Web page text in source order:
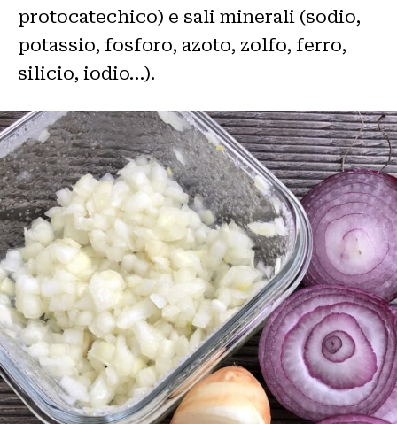
protocatechico) e sali minerali (sodio,
potassio, fosforo, azoto, zolfo, ferro,
silicio, iodio…).